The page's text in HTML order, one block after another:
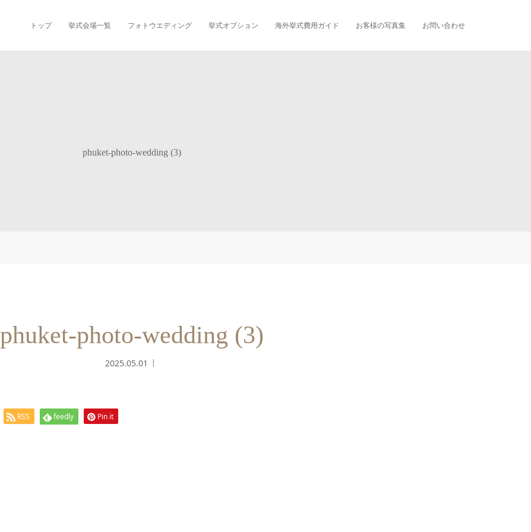
トップ 挙式会場一覧 フォトウエディング 挙式オプション 海外挙式費用ガイド お客様の写真集 お問い合わせ
phuket-photo-wedding (3)
phuket-photo-wedding (3)
2025.05.01
RSS feedly Pin it